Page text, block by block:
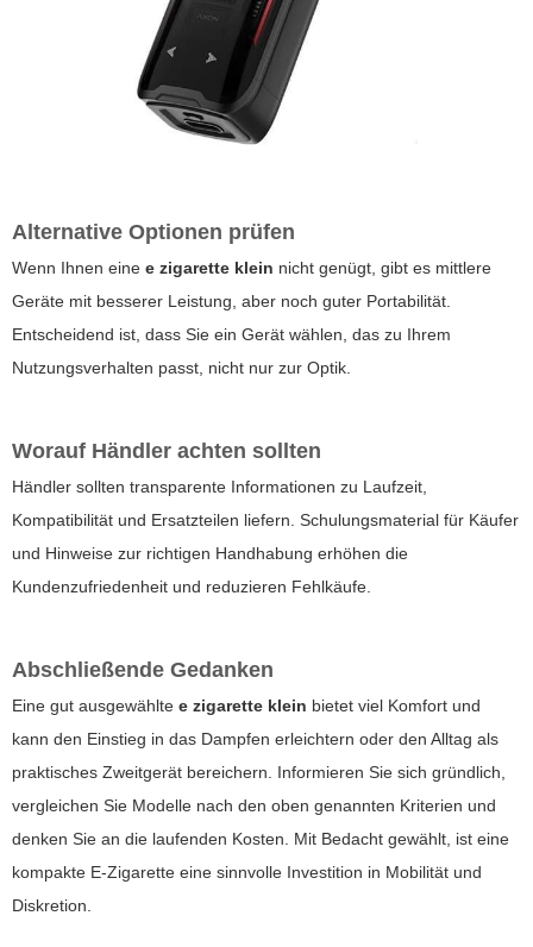
Alternative Optionen prüfen
Wenn Ihnen eine e zigarette klein nicht genügt, gibt es mittlere
Geräte mit besserer Leistung, aber noch guter Portabilität.
Entscheidend ist, dass Sie ein Gerät wählen, das zu Ihrem
Nutzungsverhalten passt, nicht nur zur Optik.
Worauf Händler achten sollten
Händler sollten transparente Informationen zu Laufzeit,
Kompatibilität und Ersatzteilen liefern. Schulungsmaterial für Käufer
und Hinweise zur richtigen Handhabung erhöhen die
Kundenzufriedenheit und reduzieren Fehlkäufe.
Abschließende Gedanken
Eine gut ausgewählte e zigarette klein bietet viel Komfort und
kann den Einstieg in das Dampfen erleichtern oder den Alltag als
praktisches Zweitgerät bereichern. Informieren Sie sich gründlich,
vergleichen Sie Modelle nach den oben genannten Kriterien und
denken Sie an die laufenden Kosten. Mit Bedacht gewählt, ist eine
kompakte E-Zigarette eine sinnvolle Investition in Mobilität und
Diskretion.